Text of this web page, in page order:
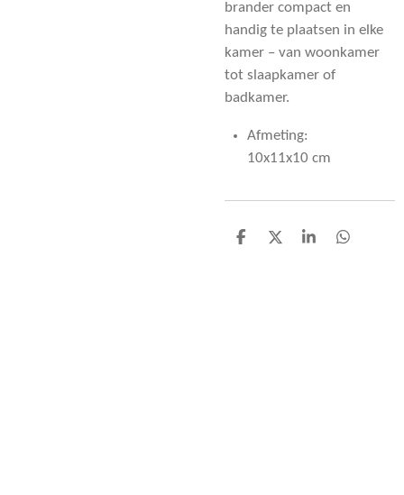
brander compact en
handig te plaatsen in elke
kamer – van woonkamer
tot slaapkamer of
badkamer.
Afmeting:
10x11x10 cm
D
D
S
D